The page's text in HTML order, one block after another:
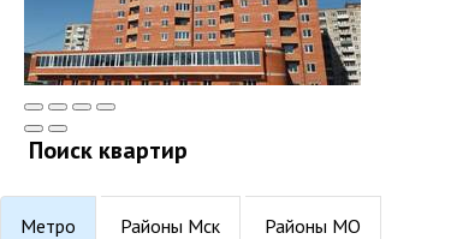
Поиск квартир
Метро Районы Мск Районы МО